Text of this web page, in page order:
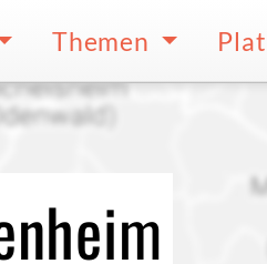
Themen